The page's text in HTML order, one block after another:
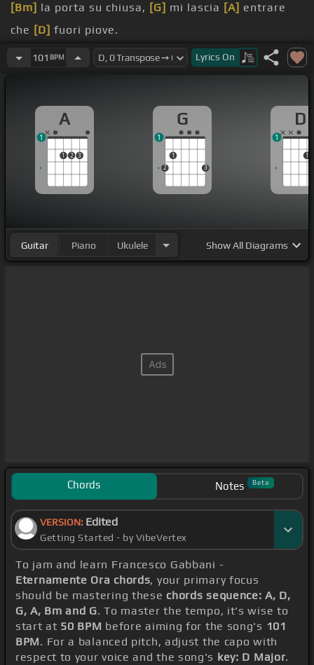
[Bm] la porta su chiusa, [G] mi lascia [A] entrare
che [D] fuori piove.
da un'altra distanza, tra[A]i giorni all
imparano le stagioni.
per te, un posto
[A]sta qui da sempre,.
101 BPM Lyrics On
A
1 2 3
1
G
2
1
3
1
D
1
1
Guitar Piano Ukulele ShowAll Diagrams
Chords Notes Beta
VERSION: Edited
Getting Started - by VibeVertex
To jam and learn Francesco Gabbani -
Eternamente Ora chords, your primary focus
should be mastering these chords sequence: A, D,
G, A, Bm and G. To master the tempo, it's wise to
start at 50 BPM before aiming for the song's 101
BPM. For a balanced pitch, adjust the capo with
respect to your voice and the song's key: D Major.